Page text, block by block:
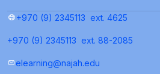
+970 (9) 2345113 ext. 4625
+970 (9) 2345113 ext. 88-2085
elearning@najah.edu